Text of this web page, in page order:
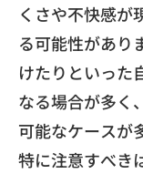
くさや不快感が
る可能性があり
けたりといった
なる場合が多く
可能なケースが
特に注意すべき